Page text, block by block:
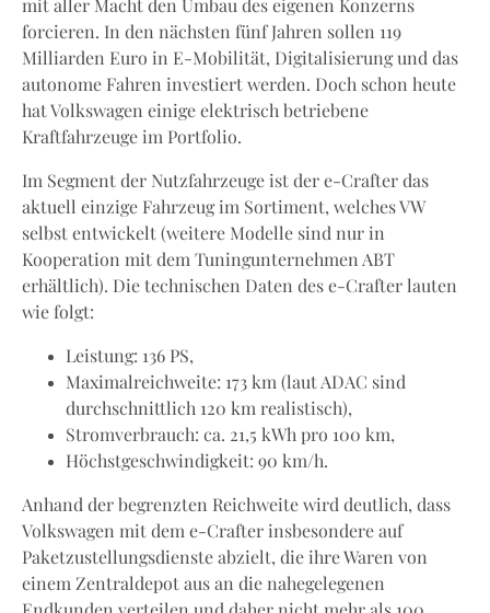
mit aller Macht den Umbau des eigenen Konzerns
forcieren. In den nächsten fünf Jahren sollen 119
Milliarden Euro in E-Mobilität, Digitalisierung und das
autonome Fahren investiert werden. Doch schon heute
hat Volkswagen einige elektrisch betriebene
Kraftfahrzeuge im Portfolio.
Im Segment der Nutzfahrzeuge ist der e-Crafter das
aktuell einzige Fahrzeug im Sortiment, welches VW
selbst entwickelt (weitere Modelle sind nur in
Kooperation mit dem Tuningunternehmen ABT
erhältlich). Die technischen Daten des e-Crafter lauten
wie folgt:
Leistung: 136 PS,
Maximalreichweite: 173 km (laut ADAC sind
durchschnittlich 120 km realistisch),
Stromverbrauch: ca. 21,5 kWh pro 100 km,
Höchstgeschwindigkeit: 90 km/h.
Anhand der begrenzten Reichweite wird deutlich, dass
Volkswagen mit dem e-Crafter insbesondere auf
Paketzustellungsdienste abzielt, die ihre Waren von
einem Zentraldepot aus an die nahegelegenen